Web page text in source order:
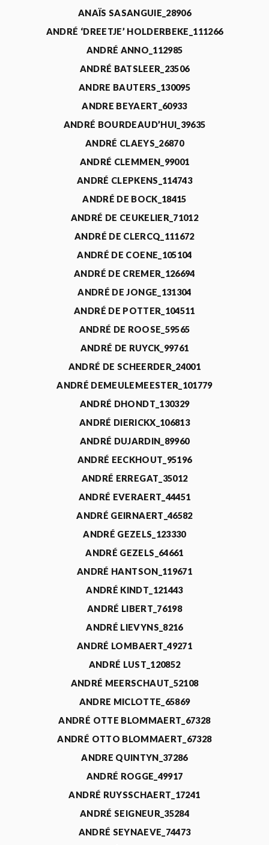
ANAÏS SASANGUIE_28906
ANDRÉ ‘DREETJE’ HOLDERBEKE_111266
ANDRÉ ANNO_112985
ANDRÉ BATSLEER_23506
ANDRE BAUTERS_130095
ANDRE BEYAERT_60933
ANDRÉ BOURDEAUD’HUI_39635
ANDRÉ CLAEYS_26870
ANDRÉ CLEMMEN_99001
ANDRÉ CLEPKENS_114743
ANDRÉ DE BOCK_18415
ANDRÉ DE CEUKELIER_71012
ANDRÉ DE CLERCQ_111672
ANDRÉ DE COENE_105104
ANDRÉ DE CREMER_126694
ANDRÉ DE JONGE_131304
ANDRÉ DE POTTER_104511
ANDRÉ DE ROOSE_59565
ANDRÉ DE RUYCK_99761
ANDRÉ DE SCHEERDER_24001
ANDRÉ DEMEULEMEESTER_101779
ANDRÉ DHONDT_130329
ANDRÉ DIERICKX_106813
ANDRÉ DUJARDIN_89960
ANDRÉ EECKHOUT_95196
ANDRÉ ERREGAT_35012
ANDRÉ EVERAERT_44451
ANDRÉ GEIRNAERT_46582
ANDRÉ GEZELS_123330
ANDRÉ GEZELS_64661
ANDRÉ HANTSON_119671
ANDRÉ KINDT_121443
ANDRÉ LIBERT_76198
ANDRÉ LIEVYNS_8216
ANDRÉ LOMBAERT_49271
ANDRÉ LUST_120852
ANDRÉ MEERSCHAUT_52108
ANDRE MICLOTTE_65869
ANDRÉ OTTE BLOMMAERT_67328
ANDRÉ OTTO BLOMMAERT_67328
ANDRE QUINTYN_37286
ANDRÉ ROGGE_49917
ANDRÉ RUYSSCHAERT_17241
ANDRÉ SEIGNEUR_35284
ANDRÉ SEYNAEVE_74473